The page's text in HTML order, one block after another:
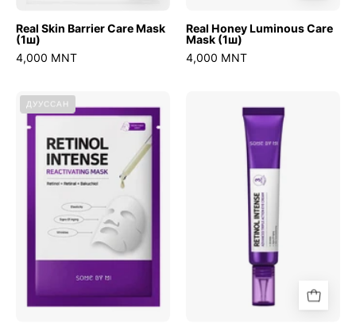
Real Skin Barrier Care Mask
(1ш)
4,000 MNT
Real Honey Luminous Care
Mask (1ш)
4,000 MNT
Intense
Reactivating
Mask
(1ш)
ДУУССАН
Intense
Advanced
Triple
Action
Eye
Cream